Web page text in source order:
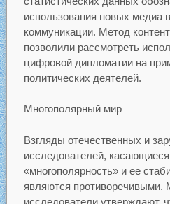
использования новых медиа
коммуникации. Метод
позволили рассмотреть
цифровой дипломатии на
политических деятелей.
Многополярный мир
Взгляды отечественных и
исследователей,
«многополярность» и ее
являются противоречивыми.
исследователи утверждают,